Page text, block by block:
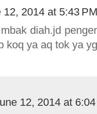
12, 2014 at 5:43
diah.jd
koq ya aq tok ya
12, 2014 at